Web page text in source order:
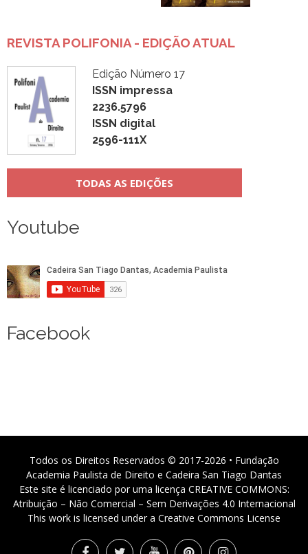
REVISTA POLIFONIA - EDIÇÃO ATUAL
Edição Número 17
ISSN impressa
2236.5796
ISSN digital
2596-111X
TODAS AS EDIÇÕES
Youtube
Facebook
Todos os Direitos Reservados © 2017-2026 • Fundação
Academia Paulista de Direito e Cadeira San Tiago Dantas
Este site é licenciado por uma licença CREATIVE COMMONS:
Atribuição – Não Comercial – Sem Derivações 4.0 Internacional
This work is licensed under a Creative Commons License